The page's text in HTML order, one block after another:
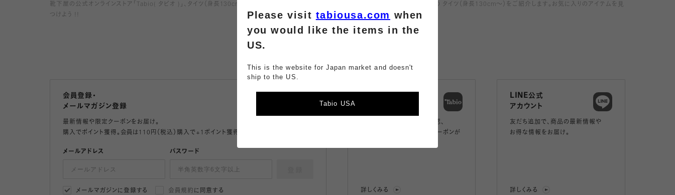
靴下屋の公式オンラインストア「Tabio( タビオ )」、タイツ（身長130cm～）のページへようこそ！最短翌日配送！日本製にこだわった今おすすめの タイツ（身長130cm～）をご紹介します。お気に入りのアイテムを見
つけよう !!
会員登録・
メールマガジン登録
最新情報や限定クーポンをお届け。
購入でポイント獲得。会員は110円（税込）購入で+1ポイント獲得。
メールアドレス パスワード
メールマガジンに登録する 会員規約 に同意する
商品の購入、店舗の在庫確認、
アプリ限定のコンテンツやクーポンが
詳しくみる
LINE公式
アカウント
友だち追加で、 商品の最新情報や
お得な情報をお届け。
詳しくみる
Please visit tabiousa.com when
you would like the items in the
US.
This is the website for Japan market and doesn't
ship to the US.
Tabio USA